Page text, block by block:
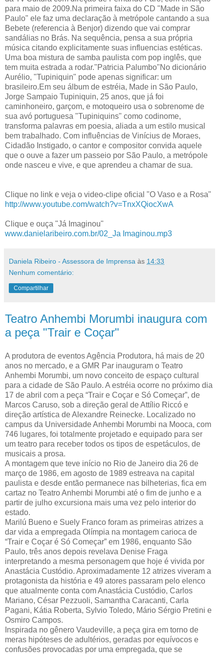
para maio de 2009.Na primeira faixa do CD "Made in São
Paulo" ele faz uma declaração à metrópole cantando a sua
Bebete (referencia à Benjor) dizendo que vai comprar
sandálias no Brás. Na sequência, pensa a sua própria
música citando explicitamente suas influencias estéticas.
Uma boa mistura de samba paulista com pop inglês, que
tem muita estrada a rodar."Patricia Palumbo"No dicionário
Aurélio, "Tupiniquin" pode apenas significar: um
brasileiro.Em seu álbum de estréia, Made in São Paulo,
Jorge Sampaio Tupiniquin, 25 anos, que já foi
caminhoneiro, garçom, e motoqueiro usa o sobrenome de
sua avó portuguesa "Tupiniquins" como codinome,
transforma palavras em poesia, aliada a um estilo musical
bem trabalhado. Com influências de Vinícius de Moraes,
Cidadão Instigado, o cantor e compositor convida aquele
que o ouve a fazer um passeio por São Paulo, a metrópole
onde nasceu e vive, e que aprendeu a chamar de sua.
Clique no link e veja o video-clipe oficial "O Vaso e a Rosa"
http://www.youtube.com/watch?v=TnxXQiocXwA
Clique e ouça "Já Imaginou"
www.danielaribeiro.com.br/02_Ja Imaginou.mp3
Daniela Ribeiro - Assessora de Imprensa às 14:33
Nenhum comentário:
Compartilhar
Teatro Anhembi Morumbi inaugura com
a peça "Trair e Coçar"
A produtora de eventos Agência Produtora, há mais de 20
anos no mercado, e a GMR Par inauguram o Teatro
Anhembi Morumbi, um novo conceito de espaço cultural
para a cidade de São Paulo. A estréia ocorre no próximo dia
17 de abril com a peça “Trair e Coçar e Só Começar”, de
Marcos Caruso, sob a direção geral de Attílio Riccó e
direção artística de Alexandre Reinecke. Localizado no
campus da Universidade Anhembi Morumbi na Mooca, com
746 lugares, foi totalmente projetado e equipado para ser
um teatro para receber todos os tipos de espetáculos, de
musicais a prosa.
A montagem que teve início no Rio de Janeiro dia 26 de
março de 1986, em agosto de 1989 estreava na capital
paulista e desde então permanece nas bilheterias, fica em
cartaz no Teatro Anhembi Morumbi até o fim de junho e a
partir de julho excursiona mais uma vez pelo interior do
estado.
Marilú Bueno e Suely Franco foram as primeiras atrizes a
dar vida a empregada Olímpia na montagem carioca de
“Trair e Coçar é Só Começar” em 1986, enquanto São
Paulo, três anos depois revelava Denise Fraga
interpretando a mesma personagem que hoje é vivida por
Anastácia Custódio. Aproximadamente 12 atrizes viveram a
protagonista da história e 49 atores passaram pelo elenco
que atualmente conta com Anastácia Custódio, Carlos
Mariano, César Pezzuoli, Samantha Caracanti, Carla
Pagani, Kátia Roberta, Sylvio Toledo, Mário Sérgio Pretini e
Osmiro Campos.
Inspirada no gênero Vaudeville, a peça gira em torno de
meras hipóteses de adultérios, geradas por equívocos e
confusões provocadas por uma empregada, que se